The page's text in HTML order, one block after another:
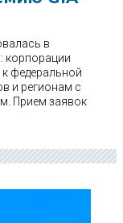
в
корпорации
к федеральной
и регионам с
Прием заявок